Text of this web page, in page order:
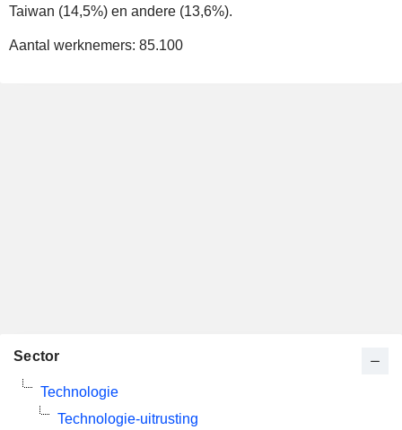
Taiwan (14,5%) en andere (13,6%).
Aantal werknemers: 85.100
Sector
Technologie
Technologie-uitrusting